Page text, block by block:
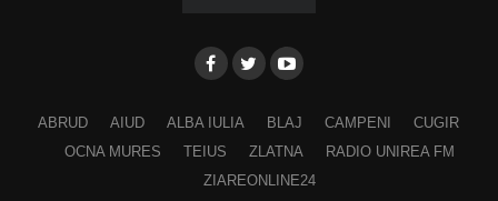
ABRUD AIUD ALBA IULIA BLAJ CAMPENI
CUGIR
OCNA MURES
TEIUS ZLATNA
RADIO UNIREA FM
ZIAREONLINE24